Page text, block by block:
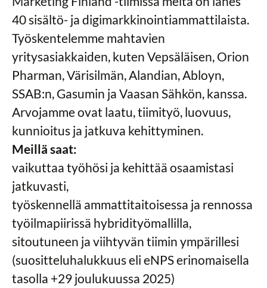
40 sisältö- ja digimarkkinointiammattilaista.
Työskentelemme mahtavien
yritysasiakkaiden, kuten Vepsäläisen, Orion
Pharman, Värisilmän, Alandian, Abloyn,
SSAB:n, Gasumin ja Vaasan Sähkön, kanssa.
Arvojamme ovat laatu, tiimityö, luovuus,
kunnioitus ja jatkuva kehittyminen.
Meillä saat:
vaikuttaa työhösi ja kehittää osaamistasi
jatkuvasti,
työskennellä ammattitaitoisessa ja rennossa
työilmapiirissä hybridityömallilla,
sitoutuneen ja viihtyvän tiimin ympärillesi
(suositteluhalukkuus eli eNPS erinomaisella
tasolla +29 joulukuussa 2025)